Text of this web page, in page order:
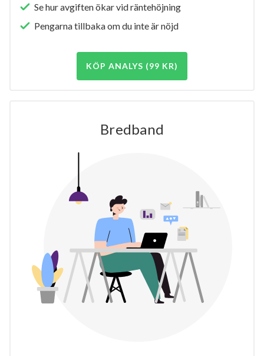
Se hur avgiften ökar vid räntehöjning
Pengarna tillbaka om du inte är nöjd
KÖP ANALYS (99 KR)
Bredband